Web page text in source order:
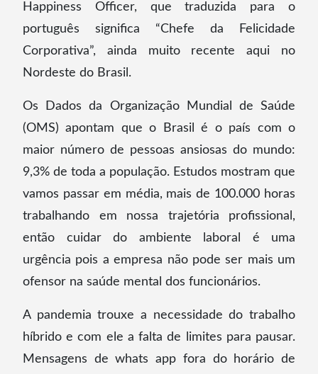
Happiness Officer, que traduzida para o
português significa “Chefe da Felicidade
Corporativa”, ainda muito recente aqui no
Nordeste do Brasil.
Os Dados da Organização Mundial de Saúde
(OMS) apontam que o Brasil é o país com o
maior número de pessoas ansiosas do mundo:
9,3% de toda a população. Estudos mostram que
vamos passar em média, mais de 100.000 horas
trabalhando em nossa trajetória profissional,
então cuidar do ambiente laboral é uma
urgência pois a empresa não pode ser mais um
ofensor na saúde mental dos funcionários.
A pandemia trouxe a necessidade do trabalho
híbrido e com ele a falta de limites para pausar.
Mensagens de whats app fora do horário de